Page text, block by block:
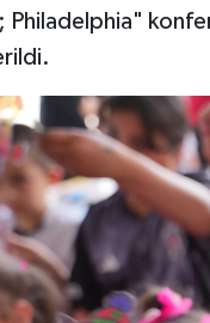
Philadelphia"